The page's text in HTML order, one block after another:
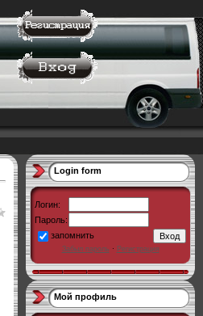
Login form
Логин:
Пароль:
запомнить
Забыл пароль · Регистрация
Мой профиль